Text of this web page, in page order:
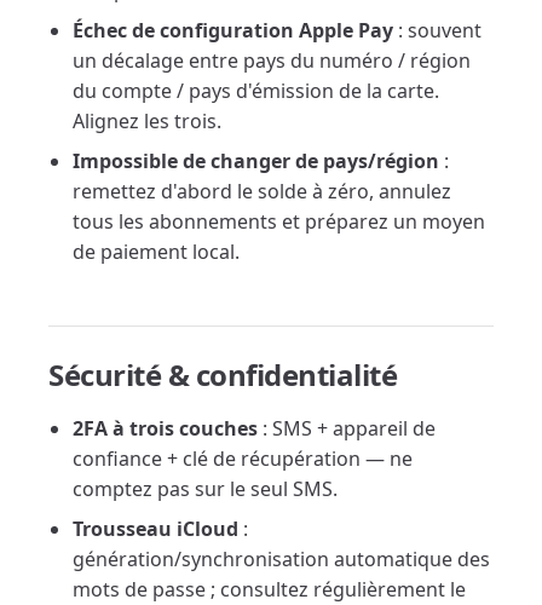
Échec de configuration Apple Pay : souvent
un décalage entre pays du numéro / région
du compte / pays d'émission de la carte.
Alignez les trois.
Impossible de changer de pays/région :
remettez d'abord le solde à zéro, annulez
tous les abonnements et préparez un moyen
de paiement local.
Sécurité & confidentialité
2FA à trois couches : SMS + appareil de
confiance + clé de récupération — ne
comptez pas sur le seul SMS.
Trousseau iCloud :
génération/synchronisation automatique des
mots de passe ; consultez régulièrement le